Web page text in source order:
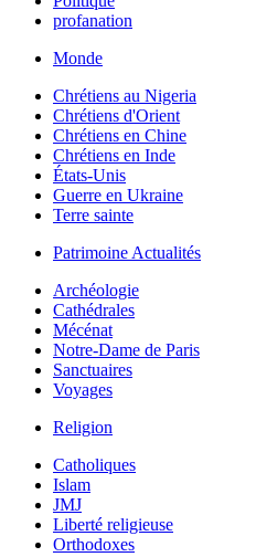
profanation
Monde
Chrétiens au Nigeria
Chrétiens d'Orient
Chrétiens en Chine
Chrétiens en Inde
États-Unis
Guerre en Ukraine
Terre sainte
Patrimoine Actualités
Archéologie
Cathédrales
Mécénat
Notre-Dame de Paris
Sanctuaires
Voyages
Religion
Catholiques
Islam
JMJ
Liberté religieuse
Orthodoxes